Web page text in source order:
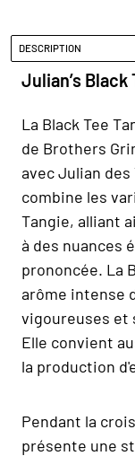
DESCRIPTION
Julian’s
La Black Tee
de Brothers
avec Julian des
combine les
Tangie, alliant
à des nuances
prononcée. La
arôme intense
vigoureuses et
Elle convient
la production
Pendant la
présente une